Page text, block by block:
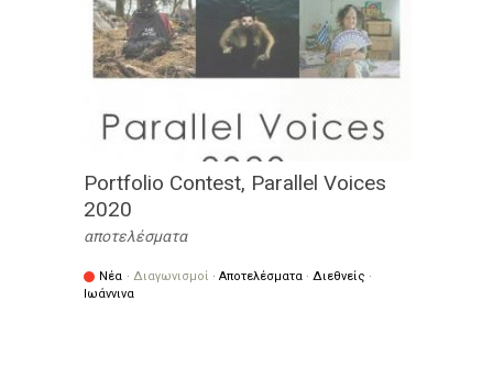
Portfolio Contest, Parallel Voices
2020
αποτελέσματα
Νέα · Διαγωνισμοί · Αποτελέσματα · Διεθνείς ·
Ιωάννινα